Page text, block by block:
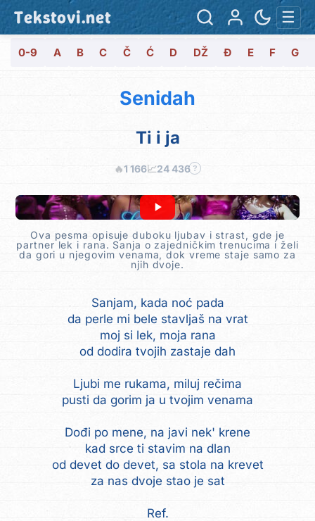
Tekstovi.net ☰
0-9 A B C Č Ć D DŽ Đ E F G
Senidah
Ti i ja
🔥1 166📈24 436 ?
Ova pesma opisuje duboku ljubav i strast, gde je
partner lek i rana. Sanja o zajedničkim trenucima i želi
da gori u njegovim venama, dok vreme staje samo za
njih dvoje.
Sanjam, kada noć pada
da perle mi bele stavljaš na vrat
moj si lek, moja rana
od dodira tvojih zastaje dah
Ljubi me rukama, miluj rečima
pusti da gorim ja u tvojim venama
Dođi po mene, na javi nek' krene
kad srce ti stavim na dlan
od devet do devet, sa stola na krevet
za nas dvoje stao je sat
Ref.